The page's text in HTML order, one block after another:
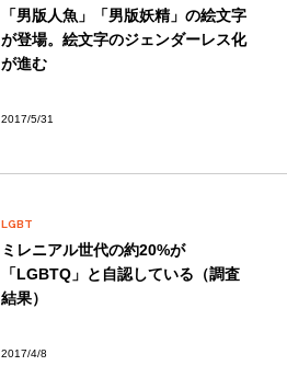
「男版人魚」「男版妖精」の絵文字
が登場。絵文字のジェンダーレス化
が進む
2017/5/31
LGBT
ミレニアル世代の約20%が
「LGBTQ」と自認している（調査
結果）
2017/4/8